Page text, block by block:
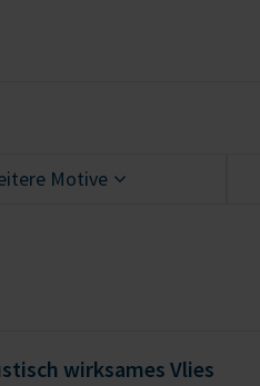
Motive
wirksames Vlies